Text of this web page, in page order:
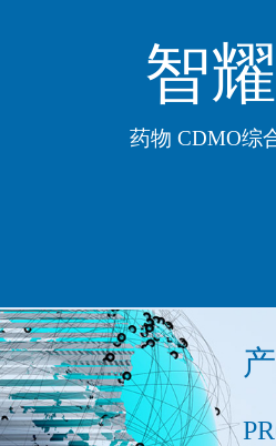
智
药物 CDMO综